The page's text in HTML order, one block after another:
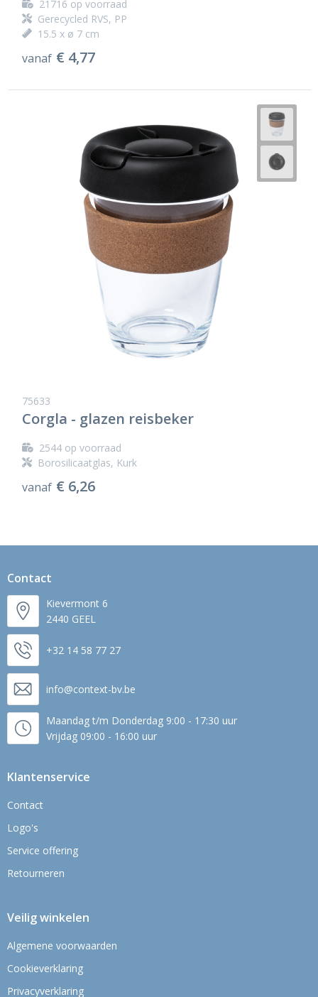
21716 op voorraad
Gerecycled RVS, PP
15.5 x ø 7 cm
vanaf € 4,77
75633
Corgla - glazen reisbeker
2544op voorraad
Borosilicaatglas, Kurk
vanaf € 6,26
Contact
Kievermont 6
2440 GEEL
+32 14 58 77 27
info@context-bv.be
Maandag t/m Donderdag 9:00 - 17:30 uur
Vrijdag 09:00 - 16:00 uur
Klantenservice
Contact
Logo's
Service offering
Retourneren
Veilig winkelen
Algemene voorwaarden
Cookieverklaring
Privacyverklaring